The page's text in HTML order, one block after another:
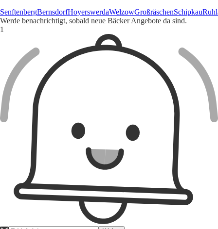
SenftenbergBernsdorfHoyerswerdaWelzowGroßräschenSchipkau
Werde benachrichtigt, sobald neue Bäcker Angebote da sind.